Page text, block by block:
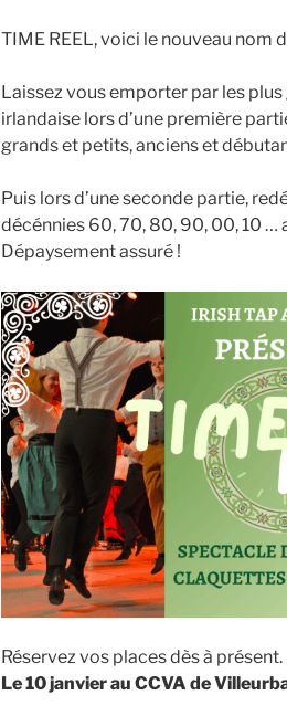
TIME REEL, voici le nouveau nom
Laissez vous emporter par les
irlandaise lors d’une première
grands et petits, anciens et
Puis lors d’une seconde partie,
décénnies 60, 70, 80, 90, 00, 10 …
Dépaysement assuré !
Réservez vos places dès à présent.
Le 10 janvier au CCVA de